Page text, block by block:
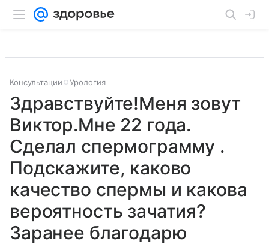
Консультации Урология
Здравствуйте!Меня зовут
Виктор.Мне 22 года.
Сделал спермограмму .
Подскажите, каково
качество спермы и какова
вероятность зачатия?
Заранее благодарю